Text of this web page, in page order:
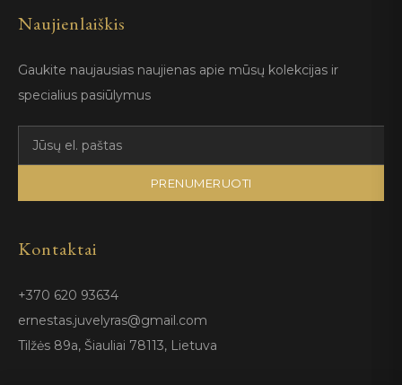
Naujienlaiškis
Gaukite naujausias naujienas apie mūsų kolekcijas ir
specialius pasiūlymus
PRENUMERUOTI
Kontaktai
+370 620 93634
ernestas.juvelyras@gmail.com
Tilžės 89a, Šiauliai 78113, Lietuva